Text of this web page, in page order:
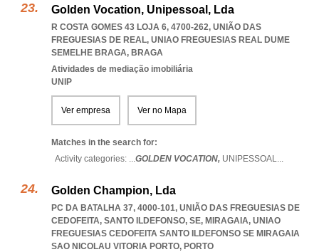
Golden Vocation, Unipessoal, Lda
R COSTA GOMES 43 LOJA 6, 4700-262, UNIÃO DAS
FREGUESIAS DE REAL, UNIAO FREGUESIAS REAL DUME
SEMELHE BRAGA, BRAGA
Atividades de mediação imobiliária
UNIP
Ver empresa Ver no Mapa
Matches in the search for:
Activity categories: ...GOLDEN VOCATION, UNIPESSOAL...
Golden Champion, Lda
PC DA BATALHA 37, 4000-101, UNIÃO DAS FREGUESIAS DE
CEDOFEITA, SANTO ILDEFONSO, SE, MIRAGAIA, UNIAO
FREGUESIAS CEDOFEITA SANTO ILDEFONSO SE MIRAGAIA
SAO NICOLAU VITORIA PORTO, PORTO